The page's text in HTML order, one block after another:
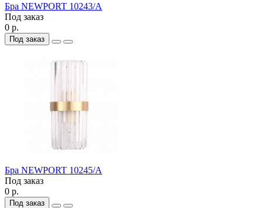
Бра NEWPORT 10243/A
Под заказ
0 р.
Под заказ
Бра NEWPORT 10245/A
Под заказ
0 р.
Под заказ